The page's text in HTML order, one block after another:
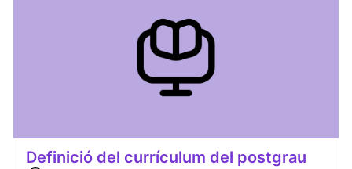
Definició del currículum del postgrau